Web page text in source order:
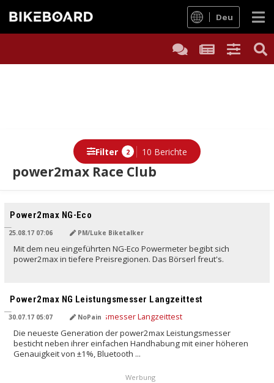
Deu
power2max Race Club
Filter 2 10 Berichte
Berichte
Power2max NG-Eco
25.08.17 07:06 PM/Luke Biketalker
Mit dem neu eingeführten NG-Eco Powermeter begibt sich
power2max in tiefere Preisregionen. Das Börserl freut's.
Power2max NG Leistungsmesser Langzeittest
30.07.17 05:07 NoPain
Die neueste Generation der power2max Leistungsmesser
besticht neben ihrer einfachen Handhabung mit einer höheren
Genauigkeit von ±1%, Bluetooth ...
Werbung